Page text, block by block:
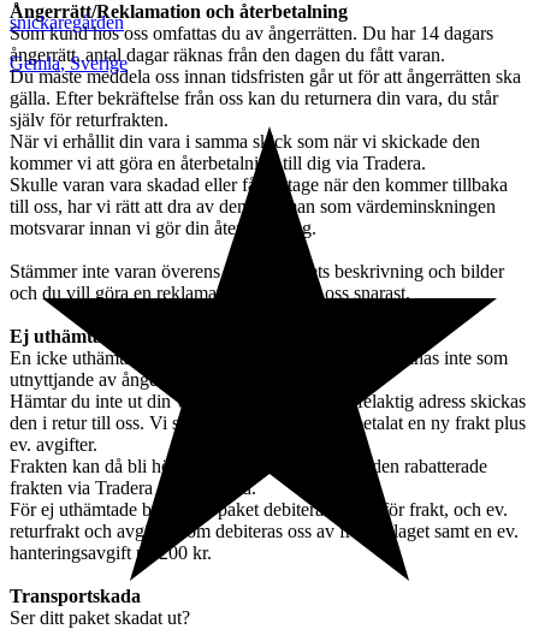
Ångerrätt/Reklamation och återbetalning
Som kund hos oss omfattas du av ångerrätten. Du har 14 dagars
ångerrätt, antal dagar räknas från den dagen du fått varan.
Du måste meddela oss innan tidsfristen går ut för att ångerrätten ska
gälla. Efter bekräftelse från oss kan du returnera din vara, du står
själv för returfrakten.
När vi erhållit din vara i samma skick som när vi skickade den
kommer vi att göra en återbetalning till dig via Tradera.
Skulle varan vara skadad eller fått slitage när den kommer tillbaka
till oss, har vi rätt att dra av den summan som värdeminskningen
motsvarar innan vi gör din återbetalning.
Stämmer inte varan överens med objektets beskrivning och bilder
och du vill göra en reklamation, kontakta oss snarast.
Ej uthämtade paket
En icke uthämtad vara som kommer i retur till oss räknas inte som
utnyttjande av ångerrätt.
Hämtar du inte ut din vara i tid eller angett en felaktig adress skickas
den i retur till oss. Vi skickar den igen när du betalat en ny frakt plus
ev. avgifter.
Frakten kan då bli högre än den första eftersom den rabatterade
frakten via Tradera är förbrukad.
För ej uthämtade brev eller paket debiterar vi dig för frakt, och ev.
returfrakt och avgifter som debiteras oss av fraktbolaget samt en ev.
hanteringsavgift på 200 kr.
Transportskada
Ser ditt paket skadat ut?
snickaregården
Gemla,Sverige